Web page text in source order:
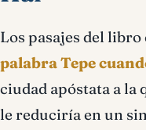
Los pasajes del libro
palabra Tepe
ciudad apóstata a la
le reduciría en un